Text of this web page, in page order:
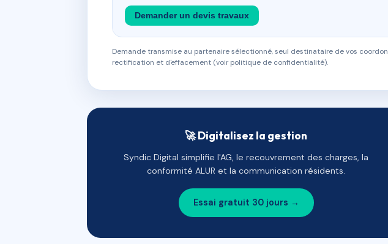
Demander un devis travaux
Demande transmise au partenaire sélectionné, seul destinataire de vos
rectification et d'effacement (voir politique de confidentialité).
🚀 Digitalisez la gestion
Syndic Digital simplifie l'AG, le recouvrement des charges, la
conformité ALUR et la communication résidents.
Essai gratuit 30 jours →